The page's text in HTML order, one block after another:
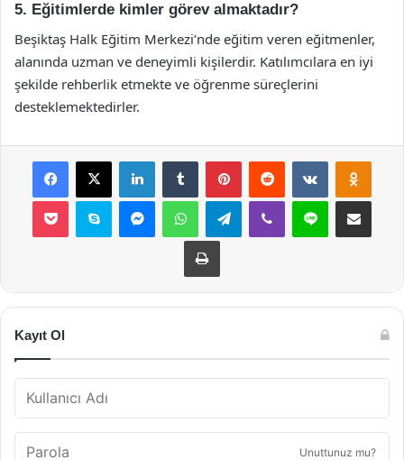
5. Eğitimlerde kimler görev almaktadır?
Beşiktaş Halk Eğitim Merkezi’nde eğitim veren eğitmenler,
alanında uzman ve deneyimli kişilerdir. Katılımcılara en iyi
şekilde rehberlik etmekte ve öğrenme süreçlerini
desteklemektedirler.
Facebook
X LinkedInTumblr PinterestReddit VKontakte
Pocket Skype MessengerWhatsAppTelegramViber Line E-Posta ile
Yazdır
Kayıt Ol
Unuttunuz mu?